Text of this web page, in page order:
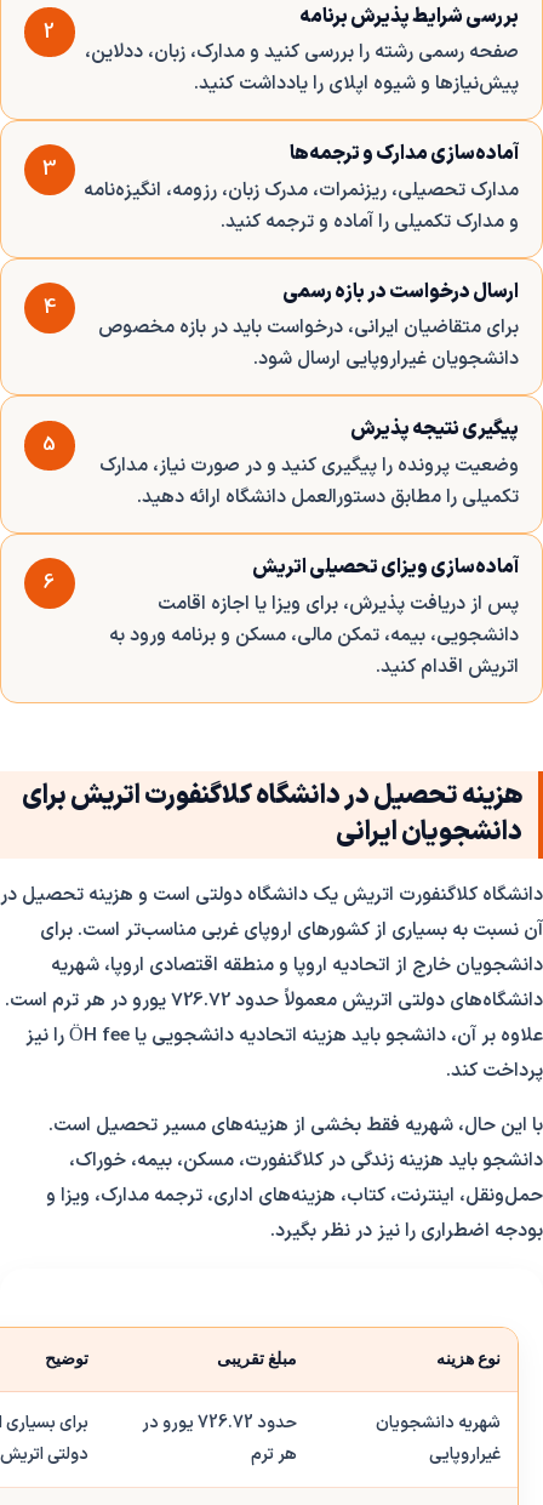
2
بررسی شرایط پذیرش برنامه
صفحه رسمی رشته را بررسی کنید و مدارک، زبان، ددلاین،
پیش‌نیازها و شیوه اپلای را یادداشت کنید.
3
آماده‌سازی مدارک و ترجمه‌ها
مدارک تحصیلی، ریزنمرات، مدرک زبان، رزومه، انگیزه‌نامه
و مدارک تکمیلی را آماده و ترجمه کنید.
4
ارسال درخواست در بازه رسمی
برای متقاضیان ایرانی، درخواست باید در بازه مخصوص
دانشجویان غیراروپایی ارسال شود.
5
پیگیری نتیجه پذیرش
وضعیت پرونده را پیگیری کنید و در صورت نیاز، مدارک
تکمیلی را مطابق دستورالعمل دانشگاه ارائه دهید.
6
آماده‌سازی ویزای تحصیلی اتریش
پس از دریافت پذیرش، برای ویزا یا اجازه اقامت
دانشجویی، بیمه، تمکن مالی، مسکن و برنامه ورود به
اتریش اقدام کنید.
هزینه تحصیل در دانشگاه کلاگنفورت اتریش برای
دانشجویان ایرانی
دانشگاه کلاگنفورت اتریش یک دانشگاه دولتی است و هزینه تحصیل در
آن نسبت به بسیاری از کشورهای اروپای غربی مناسب‌تر است. برای
دانشجویان خارج از اتحادیه اروپا و منطقه اقتصادی اروپا، شهریه
دانشگاه‌های دولتی اتریش معمولاً حدود 726.72 یورو در هر ترم است.
علاوه بر آن، دانشجو باید هزینه اتحادیه دانشجویی یا ÖH fee را نیز
پرداخت کند.
با این حال، شهریه فقط بخشی از هزینه‌های مسیر تحصیل است.
دانشجو باید هزینه زندگی در کلاگنفورت، مسکن، بیمه، خوراک،
حمل‌ونقل، اینترنت، کتاب، هزینه‌های اداری، ترجمه مدارک، ویزا و
بودجه اضطراری را نیز در نظر بگیرد.
نوع هزینه مبلغ تقریبی توضیح
شهریه دانشجویان
غیراروپایی
حدود 726.72 یورو در
هر ترم
برای
دولتی اتریش